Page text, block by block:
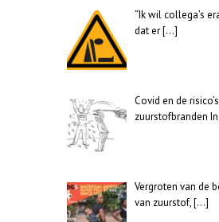
“Ik wil collega’s
dat er[…]
Covid en de
zuurstofbranden
Vergroten van de
van zuurstof,[…]